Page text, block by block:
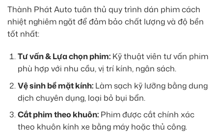
Thành Phát Auto tuân thủ quy trình dán phim cách
nhiệt nghiêm ngặt để đảm bảo chất lượng và độ bền
tốt nhất:
Tư vấn & Lựa chọn phim:Kỹ thuật viên tư vấn phim
phù hợp với nhu cầu, vị trí kính, ngân sách.
Vệ sinh bề mặt kính:Làm sạch kỹ lưỡng bằng dung
dịch chuyên dụng, loại bỏ bụi bẩn.
Cắt phim theo khuôn:Phim được cắt chính xác
theo khuôn kính xe bằng máy hoặc thủ công.